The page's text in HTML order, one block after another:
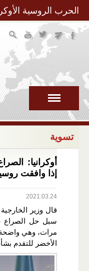
الحرب الروسية
تسوية
أوكرانيا:
إذا وافقت
2021.03.24
قال وزير
سبل حل الصراع
مرات، وهي واضحة
الأخضر للتقدم